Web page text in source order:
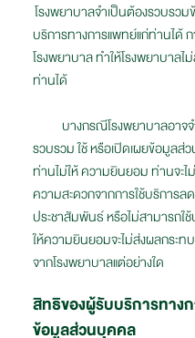
โรงพยาบาลจำเป็นต้องรวบรว
บริการทางการแพทย์แก่ท่านได้
โรงพยาบาล ทำให้โรงพยาบาล
ท่านได้
บางกรณีโรงพยาบาลอาจจ
รวบรวม ใช้ หรือเปิดเผยข้อมูล
ท่านไม่ให้ ความยินยอม ท่านจะ
ความสะดวกจากการใช้บริการล
ประชาสัมพันธ์ หรือไม่สามารถใ
ให้ความยินยอมจะไม่ส่งผลกระ
จากโรงพยาบาลแต่อย่างใด
สิทธิของผู้รับบริการทาง
ข้อมูลส่วนบุคคล